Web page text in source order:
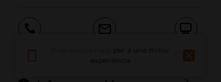
Emailper a una millor
experiència